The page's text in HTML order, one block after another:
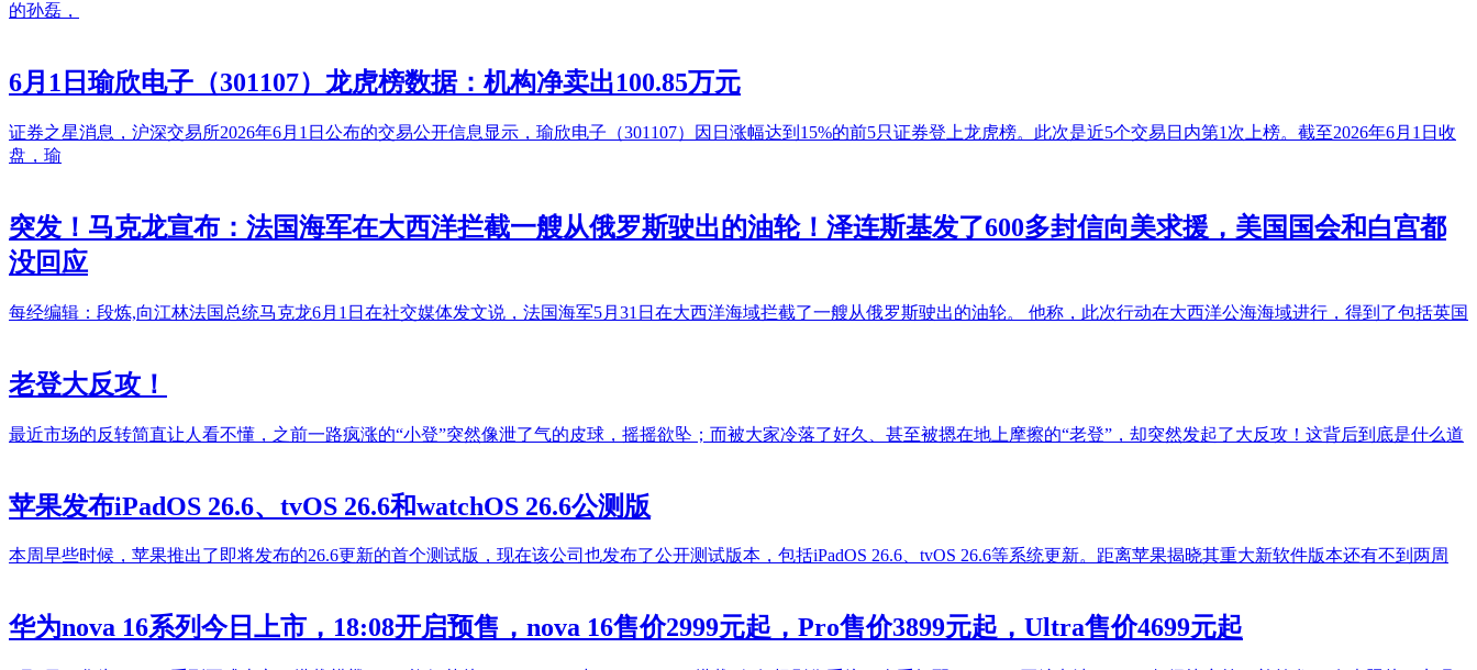
的孙磊，
6月1日瑜欣电子（301107）龙虎榜数据：机构净卖出100.85万元
证券之星消息，沪深交易所2026年6月1日公布的交易公开信息显示，瑜欣电子（301107）因日涨幅达到15%的前5只证券登上龙虎榜。此次是近5个交易日内第1次上榜。截至2026年6月1日收
盘，瑜
突发！马克龙宣布：法国海军在大西洋拦截一艘从俄罗斯驶出的油轮！泽连斯基发了600多封信向美求援，美国国会和白宫都
没回应
每经编辑：段炼,向江林法国总统马克龙6月1日在社交媒体发文说，法国海军5月31日在大西洋海域拦截了一艘从俄罗斯驶出的油轮。 他称，此次行动在大西洋公海海域进行，得到了包括英国
老登大反攻！
最近市场的反转简直让人看不懂，之前一路疯涨的“小登”突然像泄了气的皮球，摇摇欲坠；而被大家冷落了好久、甚至被摁在地上摩擦的“老登”，却突然发起了大反攻！这背后到底是什么道
苹果发布iPadOS 26.6、tvOS 26.6和watchOS 26.6公测版
本周早些时候，苹果推出了即将发布的26.6更新的首个测试版，现在该公司也发布了公开测试版本，包括iPadOS 26.6、tvOS 26.6等系统更新。距离苹果揭晓其重大新软件版本还有不到两周
华为nova 16系列今日上市，18:08开启预售，nova 16售价2999元起，Pro售价3899元起，Ultra售价4699元起